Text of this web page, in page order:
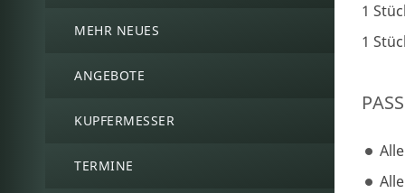
MEHR NEUES
ANGEBOTE
KUPFERMESSER
TERMINE
1
1